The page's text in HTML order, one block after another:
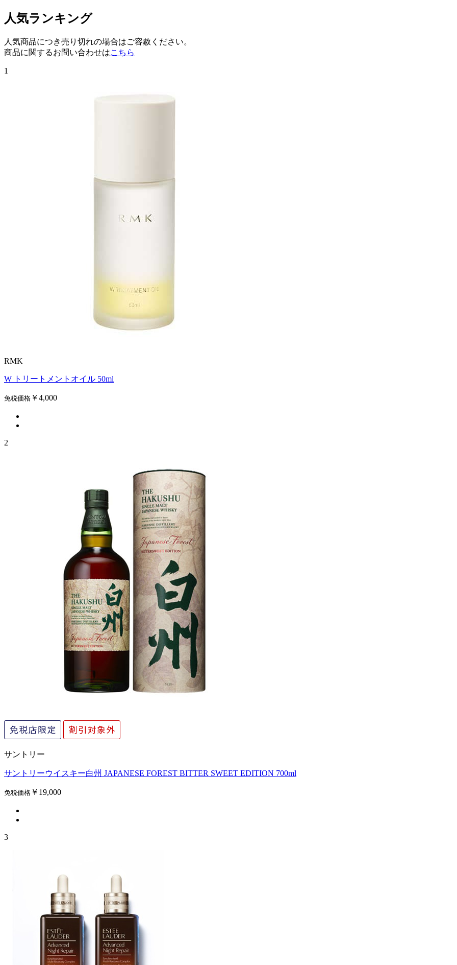
人気ランキング
人気商品につき売り切れの場合はご容赦ください。
商品に関するお問い合わせはこちら
1
RMK
W トリートメントオイル 50ml
免税価格 ￥4,000
2
サントリー
サントリーウイスキー白州 JAPANESE FOREST BITTER SWEET EDITION 700ml
免税価格 ￥19,000
3